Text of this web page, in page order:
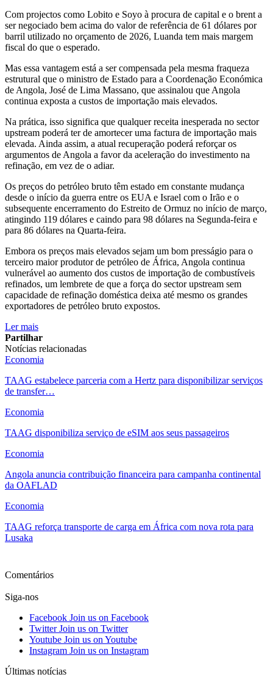
Com projectos como Lobito e Soyo à procura de capital e o brent a
ser negociado bem acima do valor de referência de 61 dólares por
barril utilizado no orçamento de 2026, Luanda tem mais margem
fiscal do que o esperado.
Mas essa vantagem está a ser compensada pela mesma fraqueza
estrutural que o ministro de Estado para a Coordenação Económica
de Angola, José de Lima Massano, que assinalou que Angola
continua exposta a custos de importação mais elevados.
Na prática, isso significa que qualquer receita inesperada no sector
upstream poderá ter de amortecer uma factura de importação mais
elevada. Ainda assim, a atual recuperação poderá reforçar os
argumentos de Angola a favor da aceleração do investimento na
refinação, em vez de o adiar.
Os preços do petróleo bruto têm estado em constante mudança
desde o início da guerra entre os EUA e Israel com o Irão e o
subsequente encerramento do Estreito de Ormuz no início de março,
atingindo 119 dólares e caindo para 98 dólares na Segunda-feira e
para 86 dólares na Quarta-feira.
Embora os preços mais elevados sejam um bom presságio para o
terceiro maior produtor de petróleo de África, Angola continua
vulnerável ao aumento dos custos de importação de combustíveis
refinados, um lembrete de que a força do sector upstream sem
capacidade de refinação doméstica deixa até mesmo os grandes
exportadores de petróleo bruto expostos.
Ler mais
Partilhar
Notícias relacionadas
Economia
TAAG estabelece parceria com a Hertz para disponibilizar serviços
de transfer…
Economia
TAAG disponibiliza serviço de eSIM aos seus passageiros
Economia
Angola anuncia contribuição financeira para campanha continental
da OAFLAD
Economia
TAAG reforça transporte de carga em África com nova rota para
Lusaka
Comentários
Siga-nos
Facebook Join us on Facebook
Twitter Join us on Twitter
Youtube Join us on Youtube
Instagram Join us on Instagram
Últimas notícias